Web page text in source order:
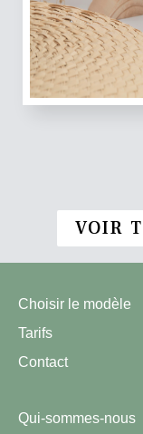
VOIR
Choisir le modèle
Tarifs
Contact
Qui-sommes-nous